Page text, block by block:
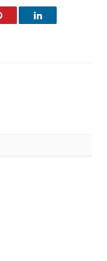
Pinterest LinkedIn